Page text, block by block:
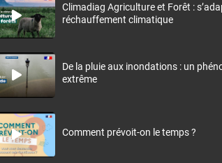
Climadiag Agriculture et Forêt :
réchauffement climatique
De la pluie aux inondations : un
extrême
Comment prévoit-on le temps ?